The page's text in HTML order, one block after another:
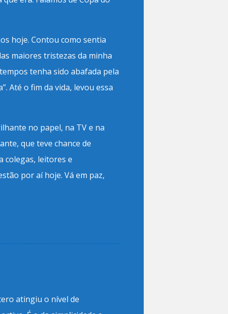
hoje. Contou como sentia
maiores tristezas da minha
tenha sido abafada pela
Até o fim da vida, levou essa
no papel, na TV e na
que teve chance de
colegas, leitores e
por aí hoje. Vá em paz,
atingiu o nível de